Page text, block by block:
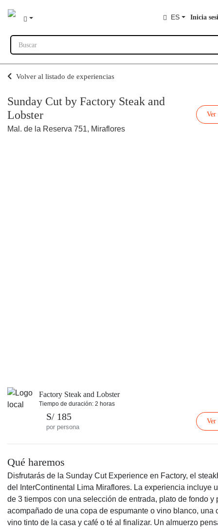
ES Inicia
Buscar
Volver al listado de experiencias
Sunday Cut by Factory Steak and
Lobster
Mal. de la Reserva 751, Miraflores
Ver
Factory Steak and Lobster
Tiempo de duración: 2 horas
S/ 185
por persona
Ver
Qué haremos
Disfrutarás de la Sunday Cut Experience en Factory, el
del InterContinental Lima Miraflores. La experiencia incluye
de 3 tiempos con una selección de entrada, plato de fondo y
acompañado de una copa de espumante o vino blanco, una
vino tinto de la casa y café o té al finalizar. Un almuerzo